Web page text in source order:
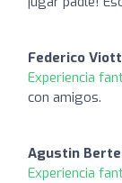
Federico
Experiencia
con amigos.
Agustin
Experiencia